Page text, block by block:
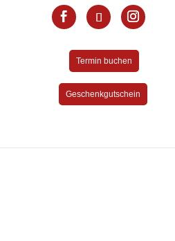
Termin buchen
Geschenkgutschein